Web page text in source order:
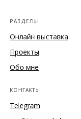
РАЗДЕЛЫ
Онлайн выставка
Проекты
Обо мне
КОНТАКТЫ
Telegram